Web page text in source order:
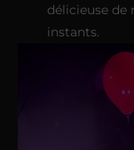
délicieuse de
instants.